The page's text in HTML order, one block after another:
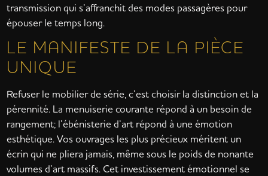
transmission qui s’affranchit des modes passagères pour
épouser le temps long.
LE MANIFESTE DE LA PIÈCE
UNIQUE
Refuser le mobilier de série, c’est choisir la distinction et la
pérennité. La menuiserie courante répond à un besoin de
rangement; l’ébénisterie d’art répond à une émotion
esthétique. Vos ouvrages les plus précieux méritent un
écrin qui ne pliera jamais, même sous le poids de nonante
volumes d’art massifs. Cet investissement émotionnel se